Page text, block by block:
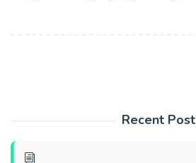
Recent Post